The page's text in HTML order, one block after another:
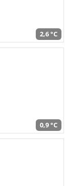
2,6 °C
0,9 °C